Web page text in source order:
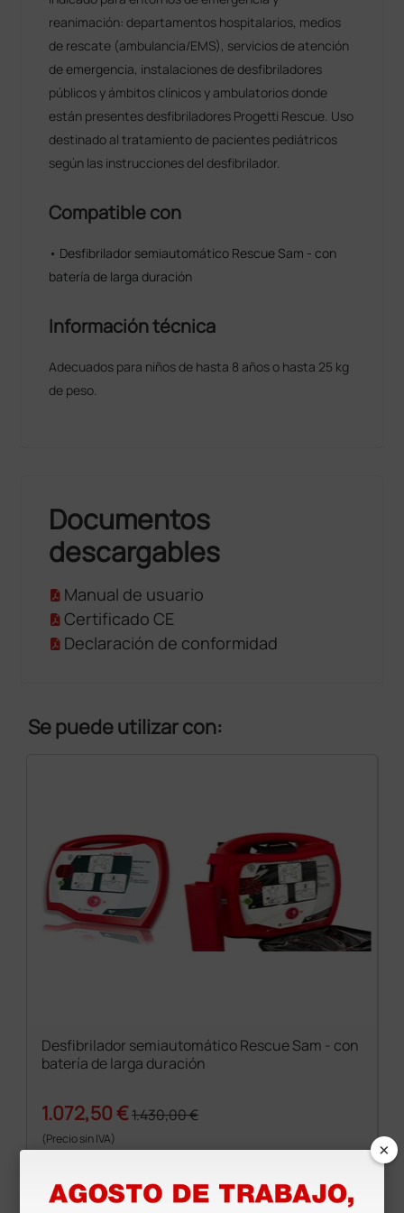
reanimación: departamentos hospitalarios, medios
de rescate (ambulancia/EMS), servicios de atención
de emergencia, instalaciones de desfibriladores
públicos y ámbitos clínicos y ambulatorios donde
están presentes desfibriladores Progetti Rescue. Uso
destinado al tratamiento de pacientes pediátricos
según las instrucciones del desfibrilador.
Compatible con
• Desfibrilador semiautomático Rescue Sam - con
batería de larga duración
Información técnica
Adecuados para niños de hasta 8 años o hasta 25 kg
de peso.
Documentos
descargables
Manual de usuario
Certificado CE
Declaración de conformidad
Se puede utilizar con:
Desfibrilador semiautomático Rescue Sam - con
batería de larga duración
1.072,50 €1.430,00 €
(Precio sin IVA)
1 ud.
Productos similares
×